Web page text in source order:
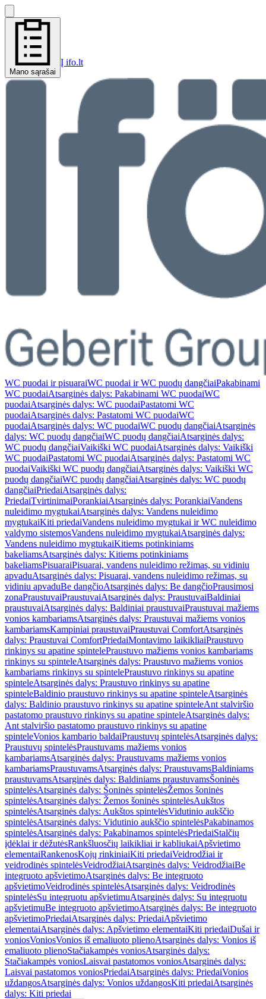
Mano sąrašai
Į ifo.lt
WC puodai ir pisuaraiWC puodai ir WC puodų dangčiaiPakabinami
WC puodaiAtsarginės dalys: Pakabinami WC puodaiWC
puodaiAtsarginės dalys: WC puodaiPastatomi WC
puodaiAtsarginės dalys: Pastatomi WC puodaiWC
puodaiAtsarginės dalys: WC puodaiWC puodų dangčiaiAtsarginės
dalys: WC puodų dangčiaiWC puodų dangčiaiAtsarginės dalys:
WC puodų dangčiaiVaikiški WC puodaiAtsarginės dalys: Vaikiški
WC puodaiPastatomi WC puodaiAtsarginės dalys: Pastatomi WC
puodaiVaikiški WC puodų dangčiaiAtsarginės dalys: Vaikiški WC
puodų dangčiaiWC puodų dangčiaiAtsarginės dalys: WC puodų
dangčiaiPriedaiAtsarginės dalys:
PriedaiTvirtinimaiPorankiaiAtsarginės dalys: PorankiaiVandens
nuleidimo mygtukaiAtsarginės dalys: Vandens nuleidimo
mygtukaiKiti priedaiVandens nuleidimo mygtukai ir WC nuleidimo
valdymo sistemosVandens nuleidimo mygtukaiAtsarginės dalys:
Vandens nuleidimo mygtukaiKitiems potinkiniams
bakeliamsAtsarginės dalys: Kitiems potinkiniams
bakeliamsPisuaraiPisuarai, vandens nuleidimo režimas, su vidiniu
apvaduAtsarginės dalys: Pisuarai, vandens nuleidimo režimas, su
vidiniu apvaduBe dangčioAtsarginės dalys: Be dangčioPrausimosi
zonaPraustuvaiPraustuvaiAtsarginės dalys: PraustuvaiBaldiniai
praustuvaiAtsarginės dalys: Baldiniai praustuvaiPraustuvai mažiems
vonios kambariamsAtsarginės dalys: Praustuvai mažiems vonios
kambariamsKampiniai praustuvaiPraustuvai ComfortAtsarginės
dalys: Praustuvai ComfortPriedaiMontavimo laikikliaiPraustuvo
rinkinys su apatine spintelePraustuvo mažiems vonios kambariams
rinkinys su spinteleAtsarginės dalys: Praustuvo mažiems vonios
kambariams rinkinys su spintelePraustuvo rinkinys su apatine
spinteleAtsarginės dalys: Praustuvo rinkinys su apatine
spinteleBaldinio praustuvo rinkinys su apatine spinteleAtsarginės
dalys: Baldinio praustuvo rinkinys su apatine spinteleAnt stalviršio
pastatomo praustuvo rinkinys su apatine spinteleAtsarginės dalys:
Ant stalviršio pastatomo praustuvo rinkinys su apatine
spinteleVonios kambario baldaiPraustuvų spintelėsAtsarginės dalys:
Praustuvų spintelėsPraustuvams mažiems vonios
kambariamsAtsarginės dalys: Praustuvams mažiems vonios
kambariamsPraustuvamsAtsarginės dalys: PraustuvamsBaldiniams
praustuvamsAtsarginės dalys: Baldiniams praustuvamsŠoninės
spintelėsAtsarginės dalys: Šoninės spintelėsŽemos šoninės
spintelėsAtsarginės dalys: Žemos šoninės spintelėsAukštos
spintelėsAtsarginės dalys: Aukštos spintelėsVidutinio aukščio
spintelėsAtsarginės dalys: Vidutinio aukščio spintelėsPakabinamos
spintelėsAtsarginės dalys: Pakabinamos spintelėsPriedaiStalčių
įdėklai ir dėžutėsRankšluosčių laikikliai ir kabliukaiApšvietimo
elementaiRankenosKojų rinkiniaiKiti priedaiVeidrodžiai ir
veidrodinės spintelėsVeidrodžiaiAtsarginės dalys: VeidrodžiaiBe
integruoto apšvietimoAtsarginės dalys: Be integruoto
apšvietimoVeidrodinės spintelėsAtsarginės dalys: Veidrodinės
spintelėsSu integruotu apšvietimuAtsarginės dalys: Su integruotu
apšvietimuBe integruoto apšvietimoAtsarginės dalys: Be integruoto
apšvietimoPriedaiAtsarginės dalys: PriedaiApšvietimo
elementaiAtsarginės dalys: Apšvietimo elementaiKiti priedaiDušai ir
voniosVoniosVonios iš emaliuoto plienoAtsarginės dalys: Vonios iš
emaliuoto plienoStačiakampės voniosAtsarginės dalys:
Stačiakampės voniosLaisvai pastatomos voniosAtsarginės dalys:
Laisvai pastatomos voniosPriedaiAtsarginės dalys: PriedaiVonios
uždangosAtsarginės dalys: Vonios uždangosKiti priedaiAtsarginės
dalys: Kiti priedai